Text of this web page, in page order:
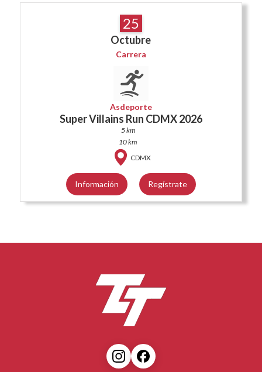
25
Octubre
Carrera
Asdeporte
Super Villains Run CDMX 2026
5 km
10 km
CDMX
Información Regístrate